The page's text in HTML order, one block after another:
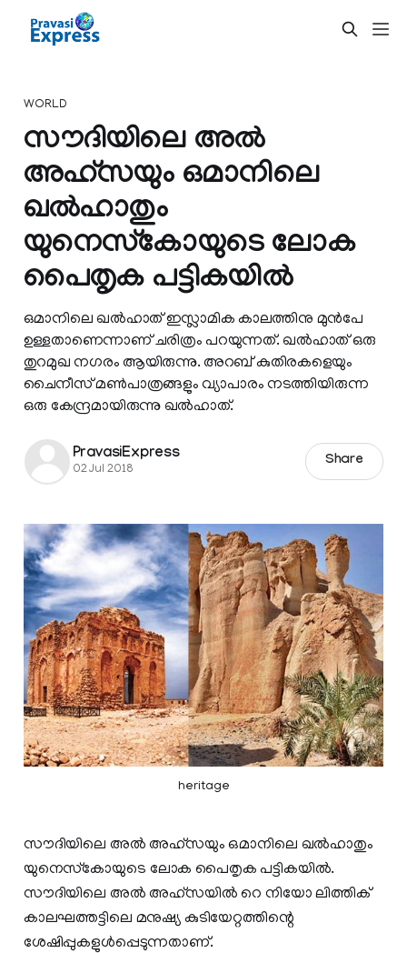
WORLD
സൗദിയിലെ അല്‍
അഹ്‌സയും ഒമാനിലെ
ഖല്‍ഹാതും
യുനെസ്‌കോയുടെ ലോക
പൈതൃക പട്ടികയില്‍
ഒമാനിലെ ഖല്‍ഹാത് ഇസ്ലാമിക കാലത്തിനു മുന്‍പേ
ഉള്ളതാണെന്നാണ് ചരിത്രം പറയുന്നത്. ഖല്‍ഹാത് ഒരു
തുറമുഖ നഗരം ആയിരുന്നു. അറബ് കുതിരകളെയും
ചൈനീസ് മണ്‍പാത്രങ്ങളും വ്യാപാരം നടത്തിയിരുന്ന
ഒരു കേന്ദ്രമായിരുന്നു ഖല്‍ഹാത്.
PravasiExpress
02 Jul 2018
Share
heritage
സൗദിയിലെ അല്‍ അഹ്‌സയും ഒമാനിലെ ഖല്‍ഹാതും
യുനെസ്‌കോയുടെ ലോക പൈതൃക പട്ടികയില്‍.
സൗദിയിലെ അല്‍ അഹ്‌സയില്‍ റെ നിയോ ലിത്തിക്
കാലഘത്തട്ടിലെ മനുഷ്യ കുടിയേറ്റത്തിന്റെ
ശേഷിപ്പുകളുള്‍പ്പെടുന്നതാണ്.